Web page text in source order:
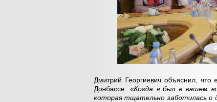
Дмитрий Георгиевич объяснил,
Донбассе: «Когда я был в вашем
которая тщательно заботилась о